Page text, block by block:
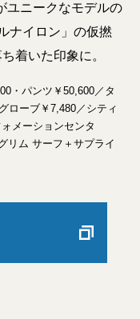
ユニークなモデルの
ナイロン」の仮撚
着いた印象に。
・パンツ￥50,600／タ
ローブ￥7,480／シティ
メーションセンタ
リム サーフ＋サプライ